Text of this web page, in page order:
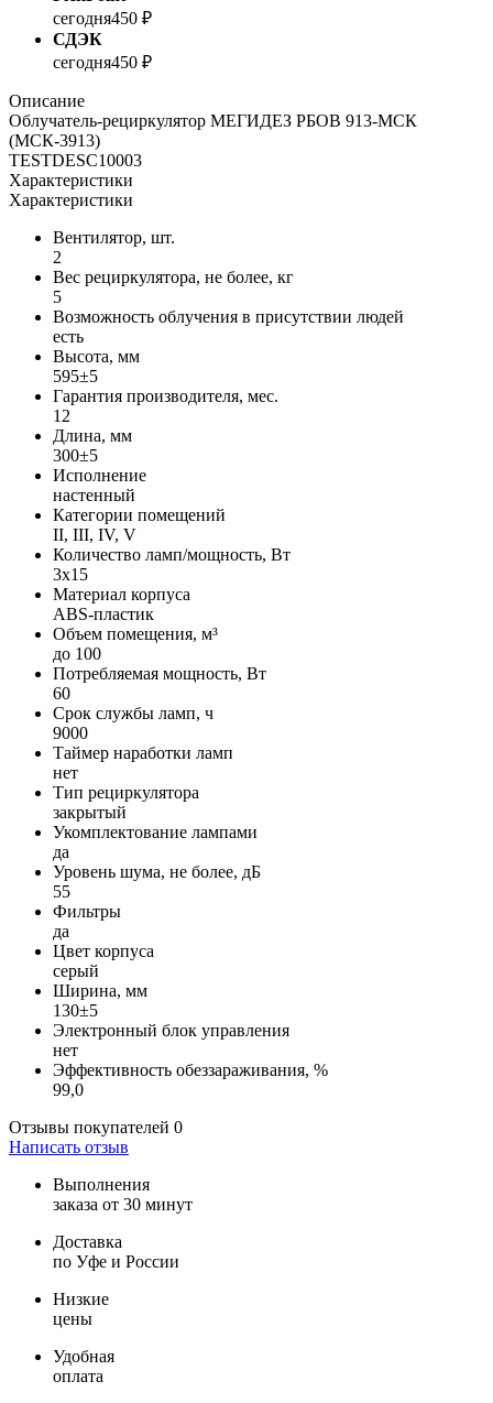
сегодня450 ₽
СДЭК
сегодня450 ₽
Описание
Облучатель-рециркулятор МЕГИДЕЗ РБОВ 913-МСК
(МСК-3913)
TESTDESC10003
Характеристики
Характеристики
Вентилятор, шт.
2
Вес рециркулятора, не более, кг
5
Возможность облучения в присутствии людей
есть
Высота, мм
595±5
Гарантия производителя, мес.
12
Длина, мм
300±5
Исполнение
настенный
Категории помещений
II, III, IV, V
Количество ламп/мощность, Вт
3х15
Материал корпуса
ABS-пластик
Объем помещения, м³
до 100
Потребляемая мощность, Вт
60
Срок службы ламп, ч
9000
Таймер наработки ламп
нет
Тип рециркулятора
закрытый
Укомплектование лампами
да
Уровень шума, не более, дБ
55
Фильтры
да
Цвет корпуса
серый
Ширина, мм
130±5
Электронный блок управления
нет
Эффективность обеззараживания, %
99,0
Отзывы покупателей 0
Написать отзыв
Выполнения
заказа от 30 минут
Доставка
по Уфе и России
Низкие
цены
Удобная
оплата